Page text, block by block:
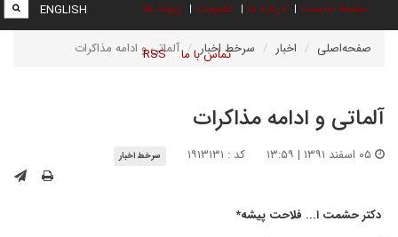
صفحه نخست درباره ما عضویت پیوند ها
تماس با ما RSS
ENGLISH
صفحه‌اصلی اخبار سرخط اخبار آلماتی و ادامه مذاکرات
آلماتی و ادامه مذاکرات
کد : ۱۹۱۳۱۳۱ سرخط اخبار
دکتر حشمت ا... فلاحت پیشه*